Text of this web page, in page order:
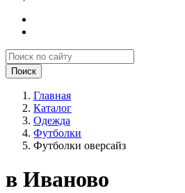
Поиск
Главная
Каталог
Одежда
Футболки
Футболки оверсайз
в Иваново